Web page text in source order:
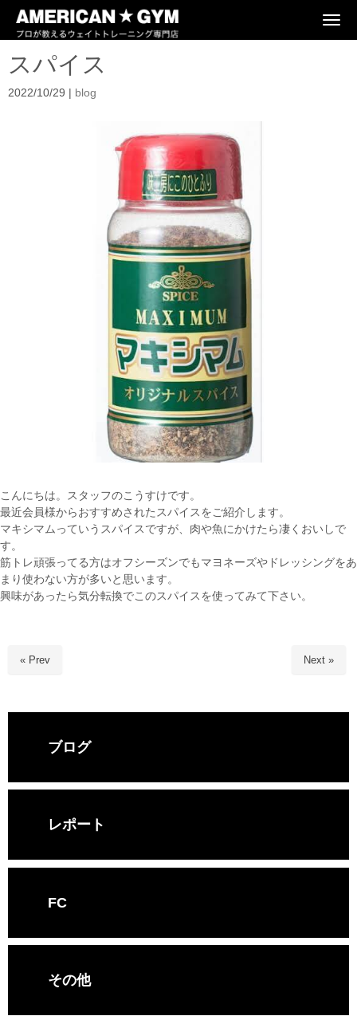
N
スパイス
2022/10/29 | blog
こんにちは。スタッフのこうすけです。
最近会員様からおすすめされたスパイスをご紹介します。
マキシマムっていうスパイスですが、肉や魚にかけたら凄くおいしで
す。
筋トレ頑張ってる方はオフシーズンでもマヨネーズやドレッシングをあ
まり使わない方が多いと思います。
興味があったら気分転換でこのスパイスを使ってみて下さい。
« Prev Next »
ブログ
レポート
FC
その他